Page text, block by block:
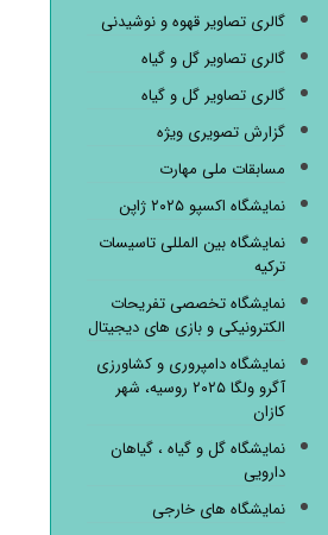
گالری تصاویر قهوه و نوشیدنی
گالری تصاویر گل و گیاه
گالری تصاویر گل و گیاه
گزارش تصویری ویژه
مسابقات ملی مهارت
نمایشگاه اکسپو ۲۰۲۵ ژاپن
نمایشگاه بین المللی تاسیسات
ترکیه
نمایشگاه تخصصی تفریحات
الکترونیکی و بازی های دیجیتال
نمایشگاه دامپروری و کشاورزی
آگرو ولگا ۲۰۲۵ روسیه، شهر
کازان
نمایشگاه گل و گیاه ، گیاهان
دارویی
نمایشگاه های خارجی